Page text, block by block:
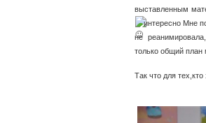
выставленным
интересно Мне
не
только общий план
Так что для